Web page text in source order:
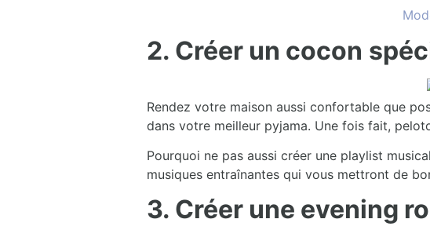
2. Créer un cocon
Rendez votre maison aussi confortable que
dans votre meilleur pyjama. Une fois fait,
Pourquoi ne pas aussi créer une playlist
musiques entraînantes qui vous mettront de
3. Créer une evening